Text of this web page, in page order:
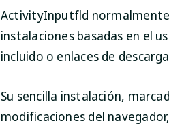
ActivityInputfld
instalaciones basadas en el
incluido o enlaces de
Su sencilla instalación,
modificaciones del